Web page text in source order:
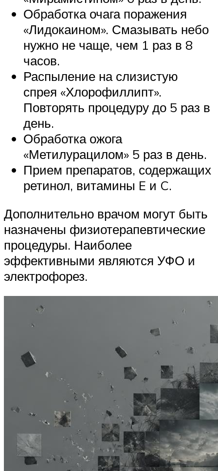
Обработка очага поражения
«Лидокаином». Смазывать небо
нужно не чаще, чем 1 раз в 8
часов.
Распыление на слизистую
спрея «Хлорофиллипт».
Повторять процедуру до 5 раз в
день.
Обработка ожога
«Метилурацилом» 5 раз в день.
Прием препаратов, содержащих
ретинол, витамины E и C.
Дополнительно врачом могут быть
назначены физиотерапевтические
процедуры. Наиболее
эффективными являются УФО и
электрофорез.